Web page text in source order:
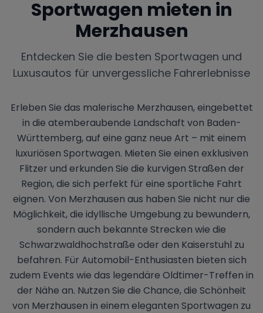
Sportwagen mieten in
Merzhausen
Entdecken Sie die besten Sportwagen und
Luxusautos für unvergessliche Fahrerlebnisse
Erleben Sie das malerische Merzhausen, eingebettet
in die atemberaubende Landschaft von Baden-
Württemberg, auf eine ganz neue Art – mit einem
luxuriösen Sportwagen. Mieten Sie einen exklusiven
Flitzer und erkunden Sie die kurvigen Straßen der
Region, die sich perfekt für eine sportliche Fahrt
eignen. Von Merzhausen aus haben Sie nicht nur die
Möglichkeit, die idyllische Umgebung zu bewundern,
sondern auch bekannte Strecken wie die
Schwarzwaldhochstraße oder den Kaiserstuhl zu
befahren. Für Automobil-Enthusiasten bieten sich
zudem Events wie das legendäre Oldtimer-Treffen in
der Nähe an. Nutzen Sie die Chance, die Schönheit
von Merzhausen in einem eleganten Sportwagen zu